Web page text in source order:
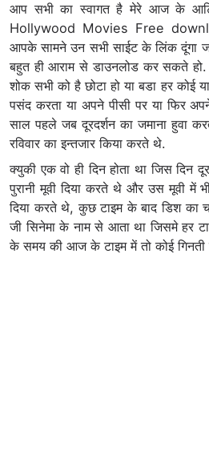
आप सभी का स्वागत है मेरे आज के
Hollywood Movies Free
आपके सामने उन सभी साईट के लिंक दूंगा
बहुत ही आराम से डाउनलोड कर सकते
शोक सभी को है छोटा हो या बडा हर कोई
पसंद करता या अपने पीसी पर या फिर
साल पहले जब दूरदर्शन का जमाना हुवा
रविवार का इन्तजार किया करते थे.
क्युकी एक वो ही दिन होता था जिस दिन
पुरानी मूवी दिया करते थे और उस मूवी में
दिया करते थे, कुछ टाइम के बाद डिश
जी सिनेमा के नाम से आता था जिसमे हर
के समय की आज के टाइम में तो कोई गिनती